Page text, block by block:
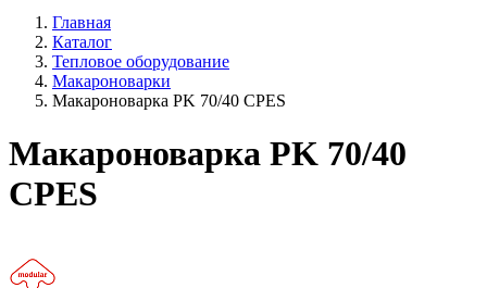
Главная
Каталог
Тепловое оборудование
Макароноварки
Макароноварка PK 70/40 CPES
Макароноварка PK 70/40
CPES